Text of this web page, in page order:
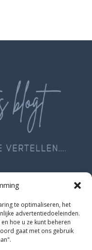
te optimaliseren, het
advertentiedoeleinden.
hoe u ze kunt beheren
gaat met ons gebruik
door